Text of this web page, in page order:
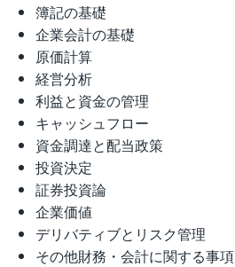
簿記の基礎
企業会計の基礎
原価計算
経営分析
利益と資金の管理
キャッシュフロー
資金調達と配当政策
投資決定
証券投資論
企業価値
デリバティブとリスク管理
その他財務・会計に関する事項